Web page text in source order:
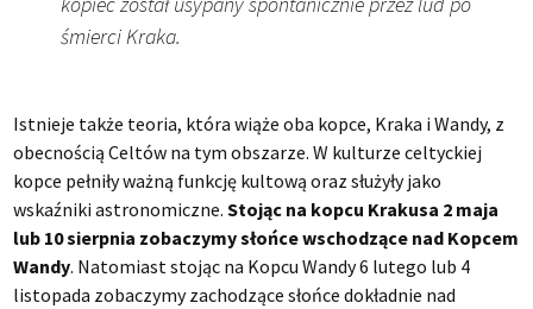
śmierci Kraka.
Istnieje także teoria, która wiąże oba kopce, Kraka i Wandy, z
obecnością Celtów na tym obszarze. W kulturze celtyckiej
kopce pełniły ważną funkcję kultową oraz służyły jako
wskaźniki astronomiczne.Stojąc na kopcu Krakusa 2 maja
lub 10 sierpnia zobaczymy słońce wschodzące nad Kopcem
Wandy. Natomiast stojąc na Kopcu Wandy 6 lutego lub 4
listopada zobaczymy zachodzące słońce dokładnie nad